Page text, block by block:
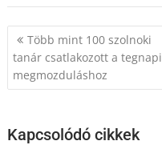
Bejegyzés
navigáció
Több mint 100 szolnoki
tanár csatlakozott a tegnapi
megmozduláshoz
Kapcsolódó cikkek